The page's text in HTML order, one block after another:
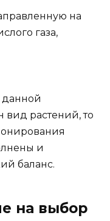
на
газа,
данной
вид растений, то
и
баланс.
на выбор